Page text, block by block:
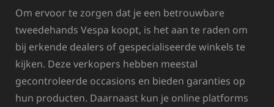
Om ervoor te zorgen dat je een betrouwbare
tweedehands Vespa koopt, is het aan te raden om
bij erkende dealers of gespecialiseerde winkels te
kijken. Deze verkopers hebben meestal
gecontroleerde occasions en bieden garanties op
hun producten. Daarnaast kun je online platforms